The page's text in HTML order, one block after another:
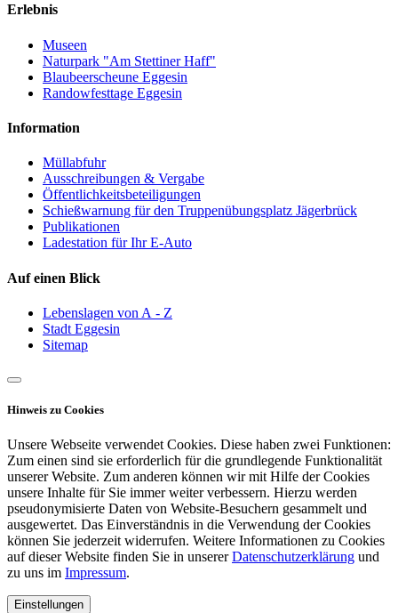
Erlebnis
Museen
Naturpark "Am Stettiner Haff"
Blaubeerscheune Eggesin
Randowfesttage Eggesin
Information
Müllabfuhr
Ausschreibungen & Vergabe
Öffentlichkeitsbeteiligungen
Schießwarnung für den Truppenübungsplatz Jägerbrück
Publikationen
Ladestation für Ihr E-Auto
Auf einen Blick
Lebenslagen von A - Z
Stadt Eggesin
Sitemap
Hinweis zu Cookies
Unsere Webseite verwendet Cookies. Diese haben zwei Funktionen:
Zum einen sind sie erforderlich für die grundlegende Funktionalität
unserer Website. Zum anderen können wir mit Hilfe der Cookies
unsere Inhalte für Sie immer weiter verbessern. Hierzu werden
pseudonymisierte Daten von Website-Besuchern gesammelt und
ausgewertet. Das Einverständnis in die Verwendung der Cookies
können Sie jederzeit widerrufen. Weitere Informationen zu Cookies
auf dieser Website finden Sie in unsererDatenschutzerklärung und
zu uns im Impressum.
Einstellungen